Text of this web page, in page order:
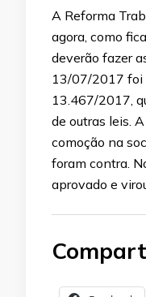
A Reforma
agora, como
deverão fazer
13/07/2017 foi
13.467/2017,
de outras leis.
comoção na
foram contra.
aprovado e